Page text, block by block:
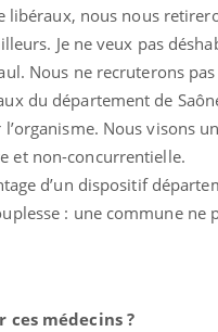
libéraux, nous nous
Je ne veux pas
Nous ne recruterons
du département de
Nous visons
et non-concurrentielle.
d’un dispositif
: une commune ne
ces médecins ?